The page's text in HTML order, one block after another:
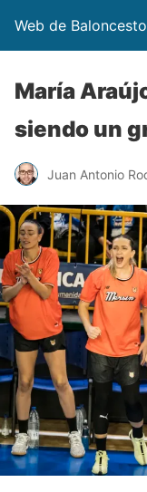
Web de
María
siendo un
Juan Antonio